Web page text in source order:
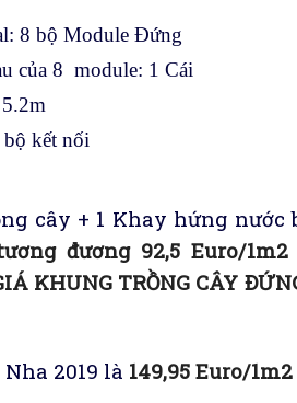
8 bộ Module Đứng
của 8 module: 1 Cái
kết nối
cây + 1 Khay hứng nước
đương 92,5 Euro/1m2
KHUNG TRỒNG CÂY
2019 là 149,95 Euro/1m2